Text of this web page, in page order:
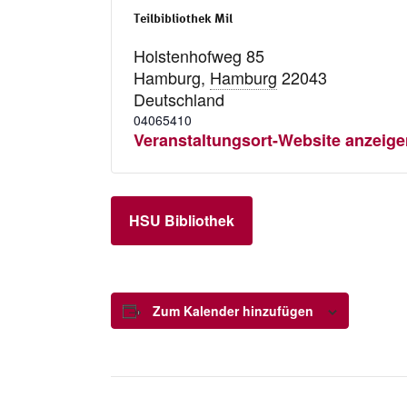
Teilbibliothek Mil
Holstenhofweg 85
Hamburg, Hamburg 22043
Deutschland
04065410
Veranstaltungsort-Website
HSU Bibliothek
Zum Kalender hinzufügen